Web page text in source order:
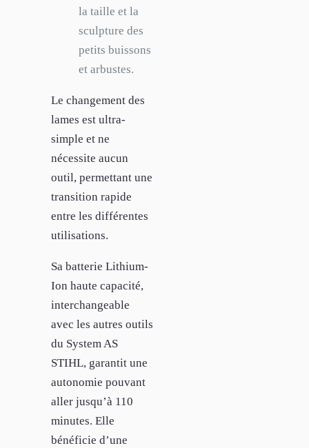
la taille et la
sculpture des
petits buissons
et arbustes.
Le changement des
lames est ultra-
simple et ne
nécessite aucun
outil, permettant une
transition rapide
entre les différentes
utilisations.
Sa batterie Lithium-
Ion haute capacité,
interchangeable
avec les autres outils
du System AS
STIHL, garantit une
autonomie pouvant
aller jusqu’à 110
minutes. Elle
bénéficie d’une